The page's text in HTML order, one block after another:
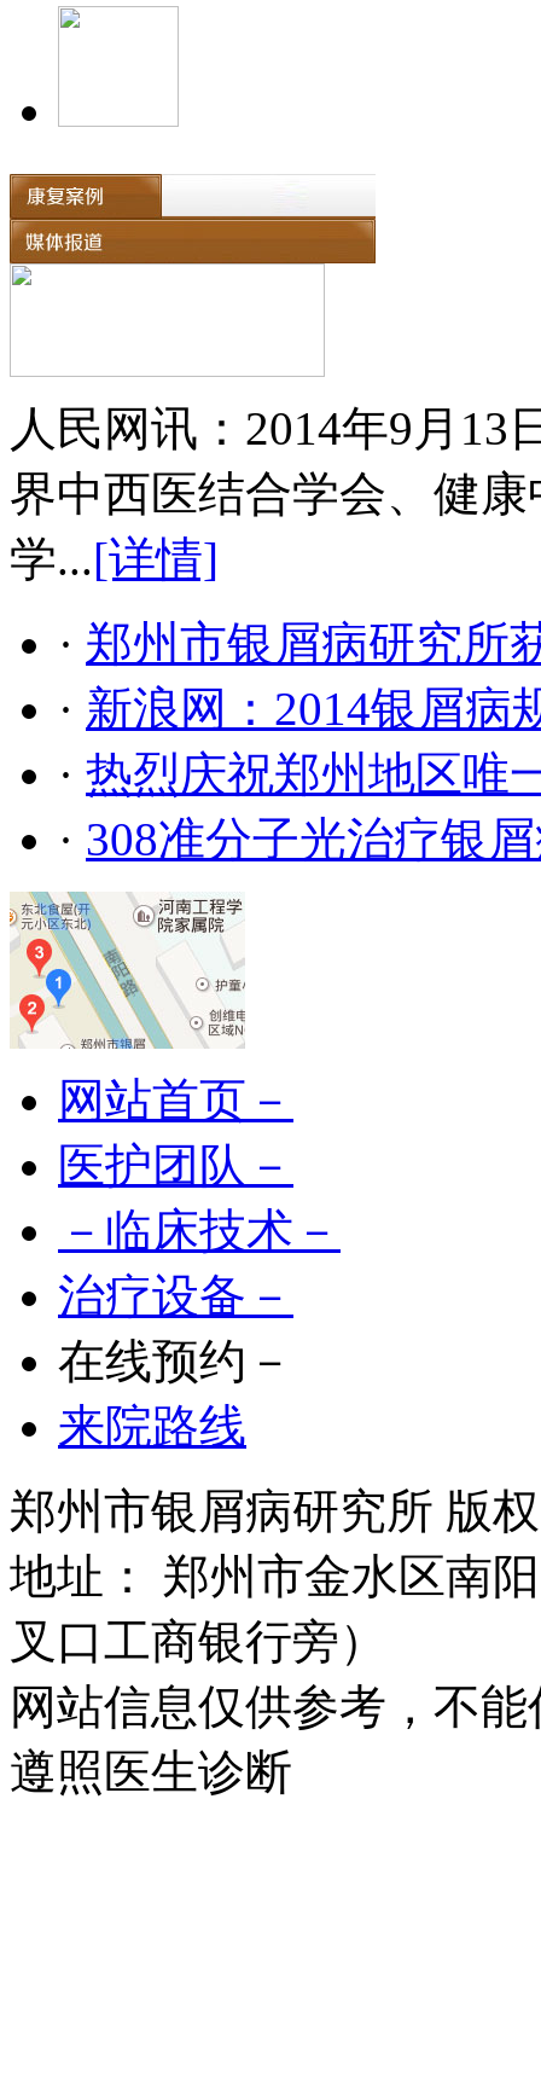
人民网讯：2014年9月
界中西医结合学会、健
学...[详情]
· 郑州市银屑病研究所
· 新浪网：2014银屑病
· 热烈庆祝郑州地区唯
· 308准分子光治疗银
网站首页－
医护团队－
－临床技术－
治疗设备－
在线预约－
来院路线
郑州市银屑病研究所 版
地址： 郑州市金水区南
叉口工商银行旁）
网站信息仅供参考，不
遵照医生诊断